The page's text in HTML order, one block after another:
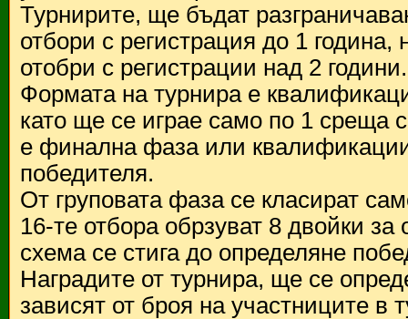
Турнирите, ще бъдат
отбори с регистрация до 1
отобри с регистрации над 2 години.
Формата на турнира е
като ще се играе само по 1 среща
е финална фаза или
победителя.
От груповата фаза се класират
16-те отбора обрзуват 8 двойки
схема се стига до определяне
Наградите от турнира, ще се
зависят от броя на участниците в